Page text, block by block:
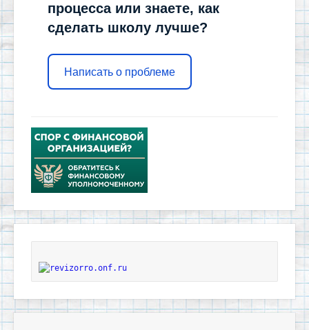
процесса или знаете, как
сделать школу лучше?
Написать о проблеме